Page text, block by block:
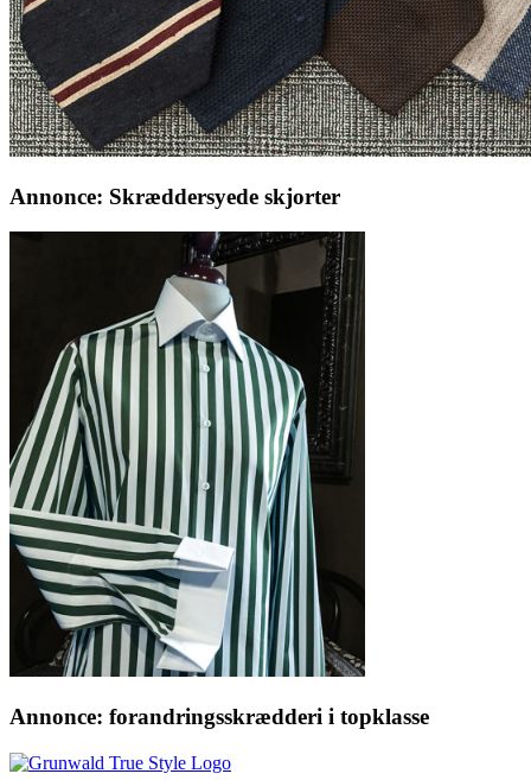
Annonce: Skræddersyede skjorter
Annonce: forandringsskrædderi i topklasse